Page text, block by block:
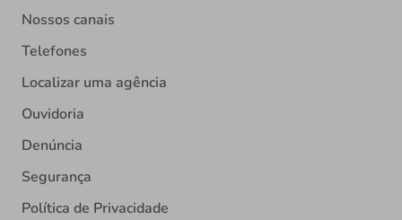
Nossos canais
Telefones
Localizar uma agência
Ouvidoria
Denúncia
Segurança
Política de Privacidade